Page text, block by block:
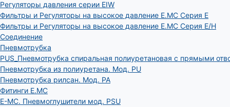
Регуляторы давления серии EIW
Фильтры и Регуляторы на высокое давление E.MC Серия E
Фильтры и Регуляторы на высокое давление E.MC Серия E/H
Соединение
Пневмотрубка
PUS_Пневмотрубка спиральная полиуретановая с прямыми
Пневмотрубка из полиуретана. Мод. РU
Пневмотрубка рилсан. Мод. PA
Фитинги E.MC
E-MC. Пневмоглушители мод. PSU